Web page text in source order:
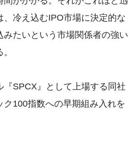
、冷え込むIPO市場に決定的な
みたいという市場関係者の強い
『SPCX』として上場する同社
ク100指数への早期組み入れを